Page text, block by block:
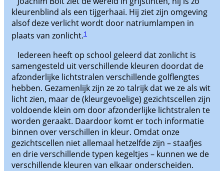
kleurenblind als een tijgerhaai. Hij ziet zijn omgeving
alsof deze verlicht wordt door natriumlampen in
plaats van zonlicht.1
Iedereen heeft op school geleerd dat zonlicht is
samengesteld uit verschillende kleuren doordat de
afzonderlijke lichtstralen verschillende golflengtes
hebben. Gezamenlijk zijn ze zo talrijk dat we ze als wit
licht zien, maar de (kleurgevoelige) gezichtscellen zijn
voldoende klein om door afzonderlijke lichtstralen te
worden geraakt. Daardoor komt er toch informatie
binnen over verschillen in kleur. Omdat onze
gezichtscellen niet allemaal hetzelfde zijn – staafjes
en drie verschillende typen kegeltjes – kunnen we de
verschillende kleuren van elkaar onderscheiden.